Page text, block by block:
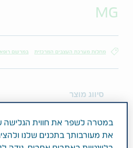
MG
מחלות מערכת העצבים המרכזית במרשם רופא
סיווג מוצר
מרכיב פעיל וחוזק
במטרה לשפר את חווית הגלישה
את מעורבותך בתכנים שלנו